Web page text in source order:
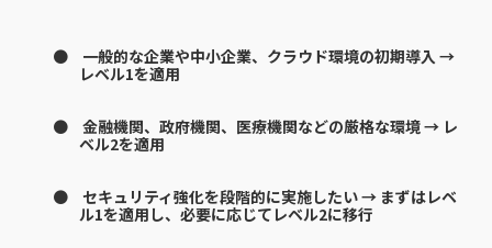
一般的な企業や中小企業、クラウド環境の初期導入 →
レベル1を適用
金融機関、政府機関、医療機関などの厳格な環境 → レ
ベル2を適用
セキュリティ強化を段階的に実施したい → まずはレベ
ル1を適用し、必要に応じてレベル2に移行